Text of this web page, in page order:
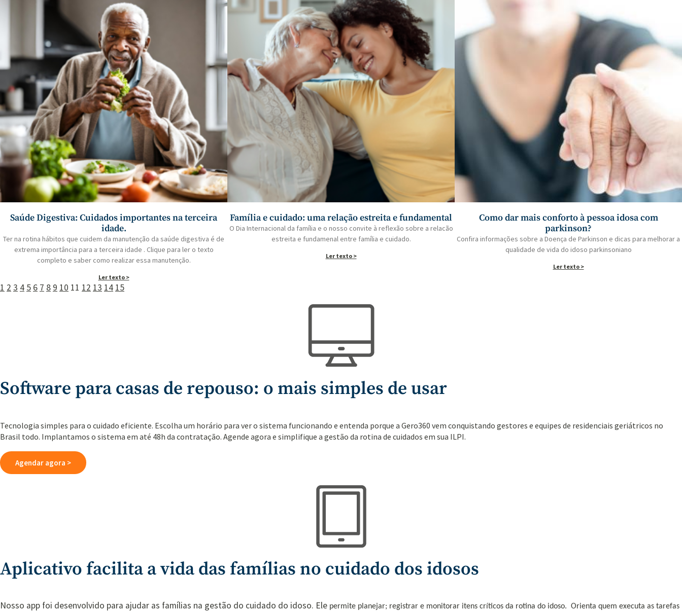
Saúde Digestiva: Cuidados importantes na terceira
idade.
Ter na rotina hábitos que cuidem da manutenção da saúde digestiva é de
extrema importância para a terceira idade . Clique para ler o texto
completo e saber como realizar essa manutenção.
Ler texto >
Família e cuidado: uma relação estreita e fundamental
O Dia Internacional da família e o nosso convite à reflexão sobre a relacão
estreita e fundamenal entre família e cuidado.
Ler texto >
Como dar mais conforto à pessoa idosa com
parkinson?
Confira informações sobre a Doença de Parkinson e dicas para melhorar a
qualidade de vida do idoso parkinsoniano
Ler texto >
1 2 3 4 5 6 7 8 9 10 11 12 13 14 15
Software para casas de repouso: o mais simples de usar
Tecnologia simples para o cuidado eficiente. Escolha um horário para ver o sistema funcionando e entenda porque a Gero360 vem conquistando gestores e equipes de residenciais geriátricos no
Brasil todo. Implantamos o sistema em até 48h da contratação. Agende agora e simplifique a gestão da rotina de cuidados em sua ILPI.
Agendar agora >
Aplicativo facilita a vida das famílias no cuidado dos idosos
Nosso app foi desenvolvido para ajudar as famílias na gestão do cuidado do idoso. Ele permite planejar; registrar e monitorar itens críticos da rotina do idoso. Orienta quem executa as tarefas